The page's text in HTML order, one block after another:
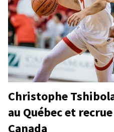
Christophe
au Québec et
Canada